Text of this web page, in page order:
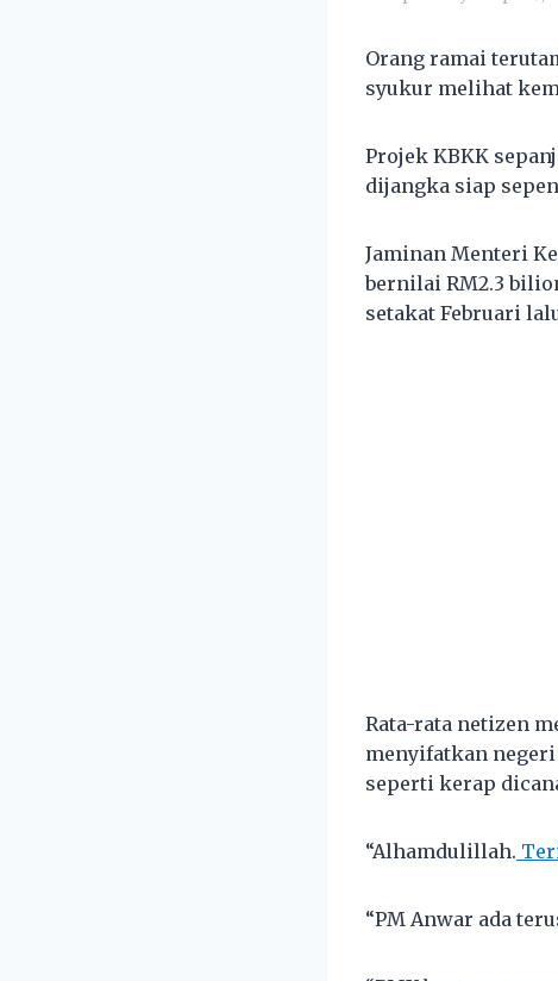
Orang ramai
syukur melihat
Projek KBKK
dijangka siap
Jaminan Menteri
bernilai RM2.3
setakat Februari
Rata-rata netizen
menyifatkan
seperti kerap
“Alhamdulillah.
“PM Anwar ada